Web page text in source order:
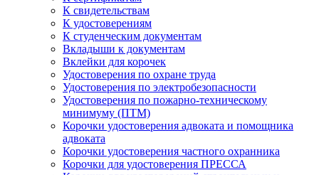
К свидетельствам
К удостоверениям
К студенческим документам
Вкладыши к документам
Вклейки для корочек
Удостоверения по охране труда
Удостоверения по электробезопасности
Удостоверения по пожарно-техническому
минимуму (ПТМ)
Корочки удостоверения адвоката и помощника
адвоката
Корочки удостоверения частного охранника
Корочки для удостоверения ПРЕССА